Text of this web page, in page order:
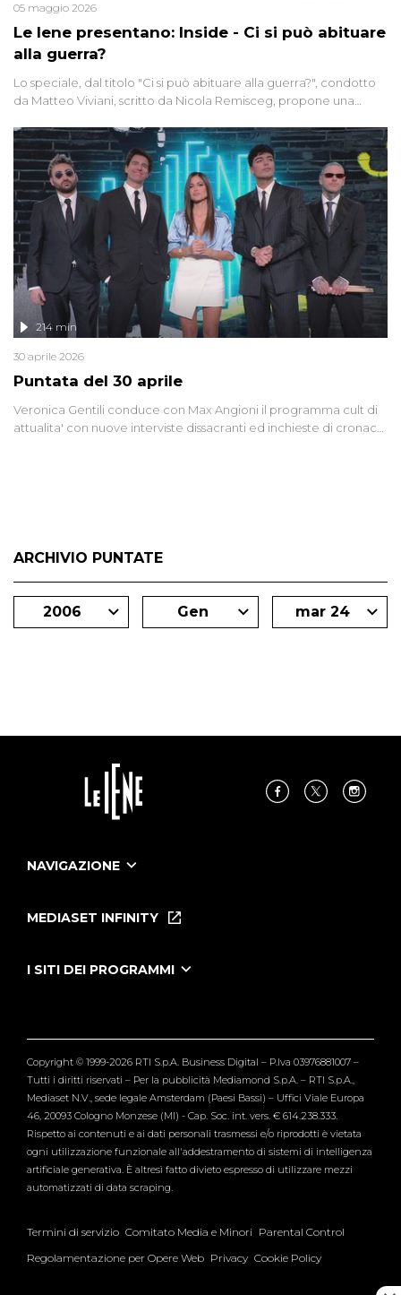
Le Iene presentano: Inside - Ci si può abituare
alla guerra?
05 maggio 2026
Lo speciale, dal titolo "Ci si può abituare alla guerra?", condotto
da Matteo Viviani, scritto da Nicola Remisceg, propone una
di settore - su quanto la guerra sia diventata una realtà pervasiva.
Anche se l'Italia non è direttamente coinvolta in conflitti armati, il
contesto globale rende impossibile considerarla un fenomeno
lontano.
Puntata del 30 aprile
214 min
30 aprile 2026
Veronica Gentili conduce con Max Angioni il programma cult di
attualita' con nuove interviste dissacranti ed inchieste di cronaca
ARCHIVIO PUNTATE
2006 Gen mar 24
NAVIGAZIONE
Le Iene Presentano Inside
Tutti i servizi
MEDIASET INFINITY
I SITI DEI PROGRAMMI
Verissimo
Copyright © 1999-2026 RTI S.p.A. Business Digital – P.Iva 03976881007 –
Tutti i diritti riservati – Per la pubblicità Mediamond S.p.A. – RTI S.p.A.,
Mediaset N.V., sede legale Amsterdam (Paesi Bassi) – Uffici Viale Europa
46, 20093 Cologno Monzese (MI) - Cap. Soc. int. vers. € 614.238.333.
Rispetto ai contenuti e ai dati personali trasmessi e/o riprodotti è vietata
ogni utilizzazione funzionale all'addestramento di sistemi di intelligenza
artificiale generativa. È altresì fatto divieto espresso di utilizzare mezzi
automatizzati di data scraping.
Termini di servizio Comitato Media e Minori Parental Control
Regolamentazione per Opere Web Privacy Cookie Policy